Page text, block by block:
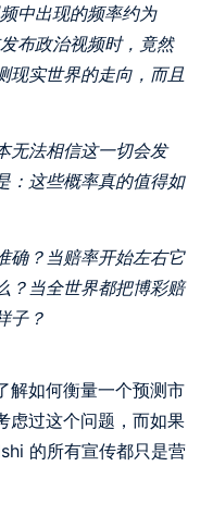
中出现的频率约为
布政治视频时，竟然
现实世界的走向，而且
无法相信这一切会发
：这些概率真的值得如
确？当赔率开始左右它
？当全世界都把博彩赔
子？
解如何衡量一个预测市
虑过这个问题，而如果
的所有宣传都只是营